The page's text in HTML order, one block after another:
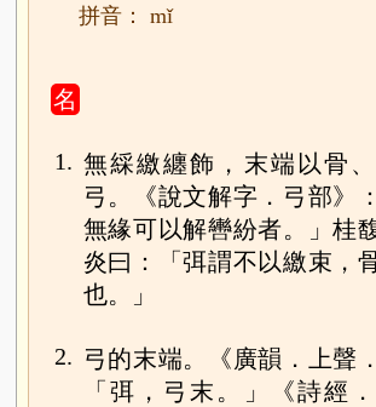
拼音： mǐ
名
1. 無綵繳纏飾，末端以骨
弓。《說文解字．弓部》
無緣可以解轡紛者。」桂
炎曰：「弭謂不以繳束，
也。」
2. 弓的末端。《廣韻．上聲
「弭，弓末。」《詩經